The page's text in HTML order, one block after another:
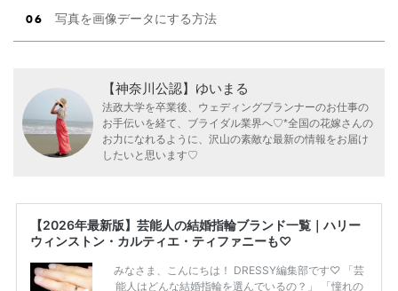
写真を画像データにする方法
【神奈川公認】ゆいまる
法政大学を卒業後、ウェディングプランナーのお仕事の
お手伝いを経て、ブライダル業界へ♡*全国の花嫁さんの
お力になれるように、沢山の素敵な最新の情報をお届け
したいと思います♡
【2026年最新版】芸能人の結婚指輪ブランド一覧｜ハリー
ウィンストン・カルティエ・ティファニーも♡
みなさま、こんにちは！ DRESSY編集部です♡ 「芸
能人はどんな結婚指輪を選んでいるの？」 「憧れの